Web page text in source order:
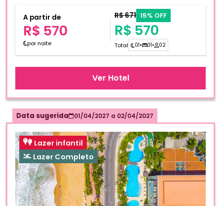
A partir de
R$ 570
por noite
R$ 671 15% OFF
R$ 570
Total 01• 01• 02
Ver Hotel
Data sugerida 01/04/2027 a 02/04/2027
Lazer infantil
Lazer Completo